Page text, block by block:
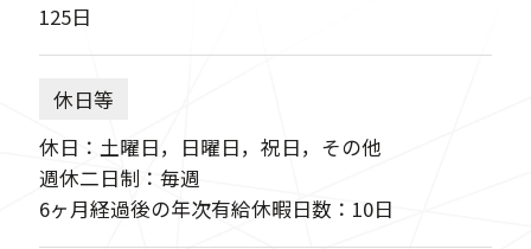
125日
休日等
休日：土曜日，日曜日，祝日，その他
週休二日制：毎週
6ヶ月経過後の年次有給休暇日数：10日